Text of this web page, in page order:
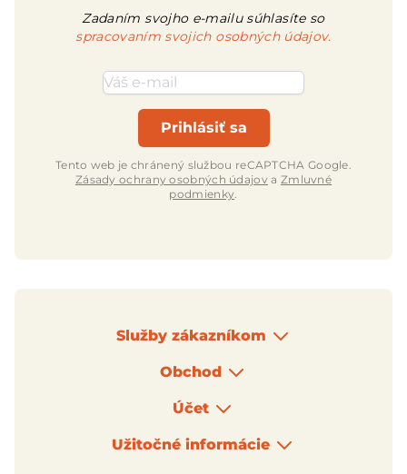
Zadaním svojho e-mailu súhlasíte so
spracovaním svojich osobných údajov.
Emailová adresa
Prihlásiť sa
Tento web je chránený službou reCAPTCHA Google.
Zásady ochrany osobných údajov a Zmluvné
podmienky.
Služby zákazníkom
Obchod
Účet
Užitočné informácie